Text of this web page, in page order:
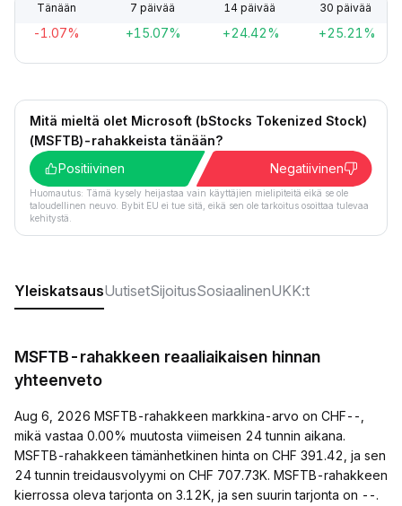
Tänään 7 päivää 14 päivää 30 päivää
-1.07% +15.07% +24.42% +25.21%
Mitä mieltä olet Microsoft (bStocks Tokenized Stock)
(MSFTB)-rahakkeista tänään?
Positiivinen
Negatiivinen
Huomautus: Tämä kysely heijastaa vain käyttäjien mielipiteitä eikä se ole
taloudellinen neuvo. Bybit EU ei tue sitä, eikä sen ole tarkoitus osoittaa tulevaa
kehitystä.
YleiskatsausUutisetSijoitusSosiaalinenUKK:t
MSFTB-rahakkeen reaaliaikaisen hinnan
yhteenveto
Aug 6, 2026 MSFTB-rahakkeen markkina-arvo on CHF--,
mikä vastaa 0.00% muutosta viimeisen 24 tunnin aikana.
MSFTB-rahakkeen tämänhetkinen hinta on CHF 391.42, ja sen
24 tunnin treidausvolyymi on CHF 707.73K. MSFTB-rahakkeen
kierrossa oleva tarjonta on 3.12K, ja sen suurin tarjonta on --.